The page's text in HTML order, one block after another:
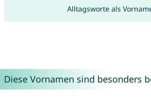
Alltagsworte als
Diese Vornamen sind besonders